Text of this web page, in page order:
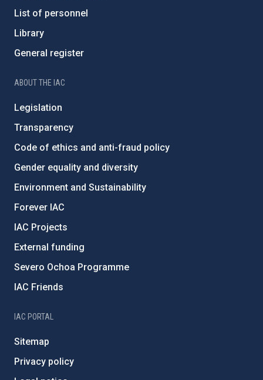
List of personnel
Library
General register
ABOUT THE IAC
Legislation
Transparency
Code of ethics and anti-fraud policy
Gender equality and diversity
Environment and Sustainability
Forever IAC
IAC Projects
External funding
Severo Ochoa Programme
IAC Friends
IAC PORTAL
Sitemap
Privacy policy